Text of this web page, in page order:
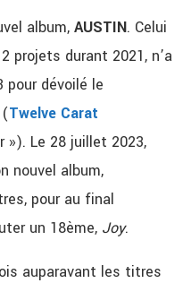
album, AUSTIN. Celui
projets durant 2021, n’a
dévoilé le
Twelve Carat
»). Le 28 juillet 2023,
nouvel album,
pour au final
un 18ème, Joy.
auparavant les titres